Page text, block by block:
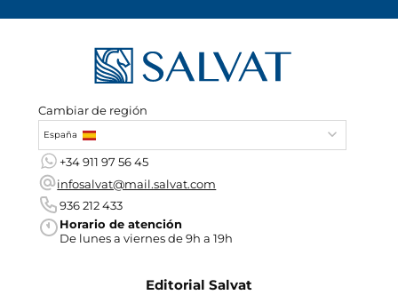
Cambiar de región
España
+34 911 97 56 45
infosalvat@mail.salvat.com
936 212 433
Horario de atención
De lunes a viernes de 9h a 19h
Editorial Salvat